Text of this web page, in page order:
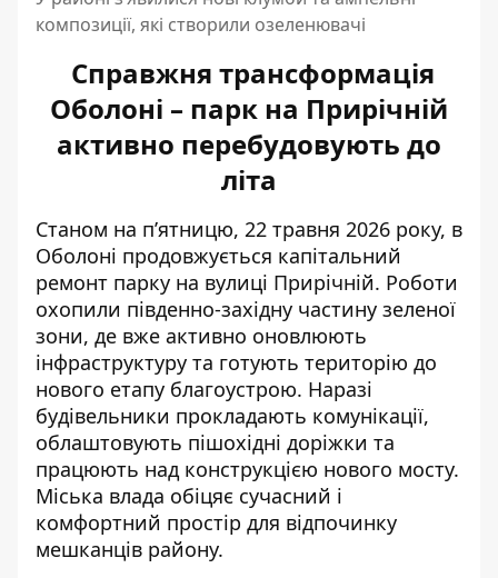
композиції, які створили озеленювачі
Справжня трансформація
Оболоні – парк на Прирічній
активно перебудовують до
літа
Станом на п’ятницю, 22 травня 2026 року, в
Оболоні продовжується капітальний
ремонт парку на вулиці Прирічній. Роботи
охопили південно-західну частину зеленої
зони, де вже активно оновлюють
інфраструктуру та готують територію до
нового етапу благоустрою. Наразі
будівельники прокладають комунікації,
облаштовують пішохідні доріжки та
працюють над конструкцією нового мосту.
Міська влада обіцяє сучасний і
комфортний простір для відпочинку
мешканців району.